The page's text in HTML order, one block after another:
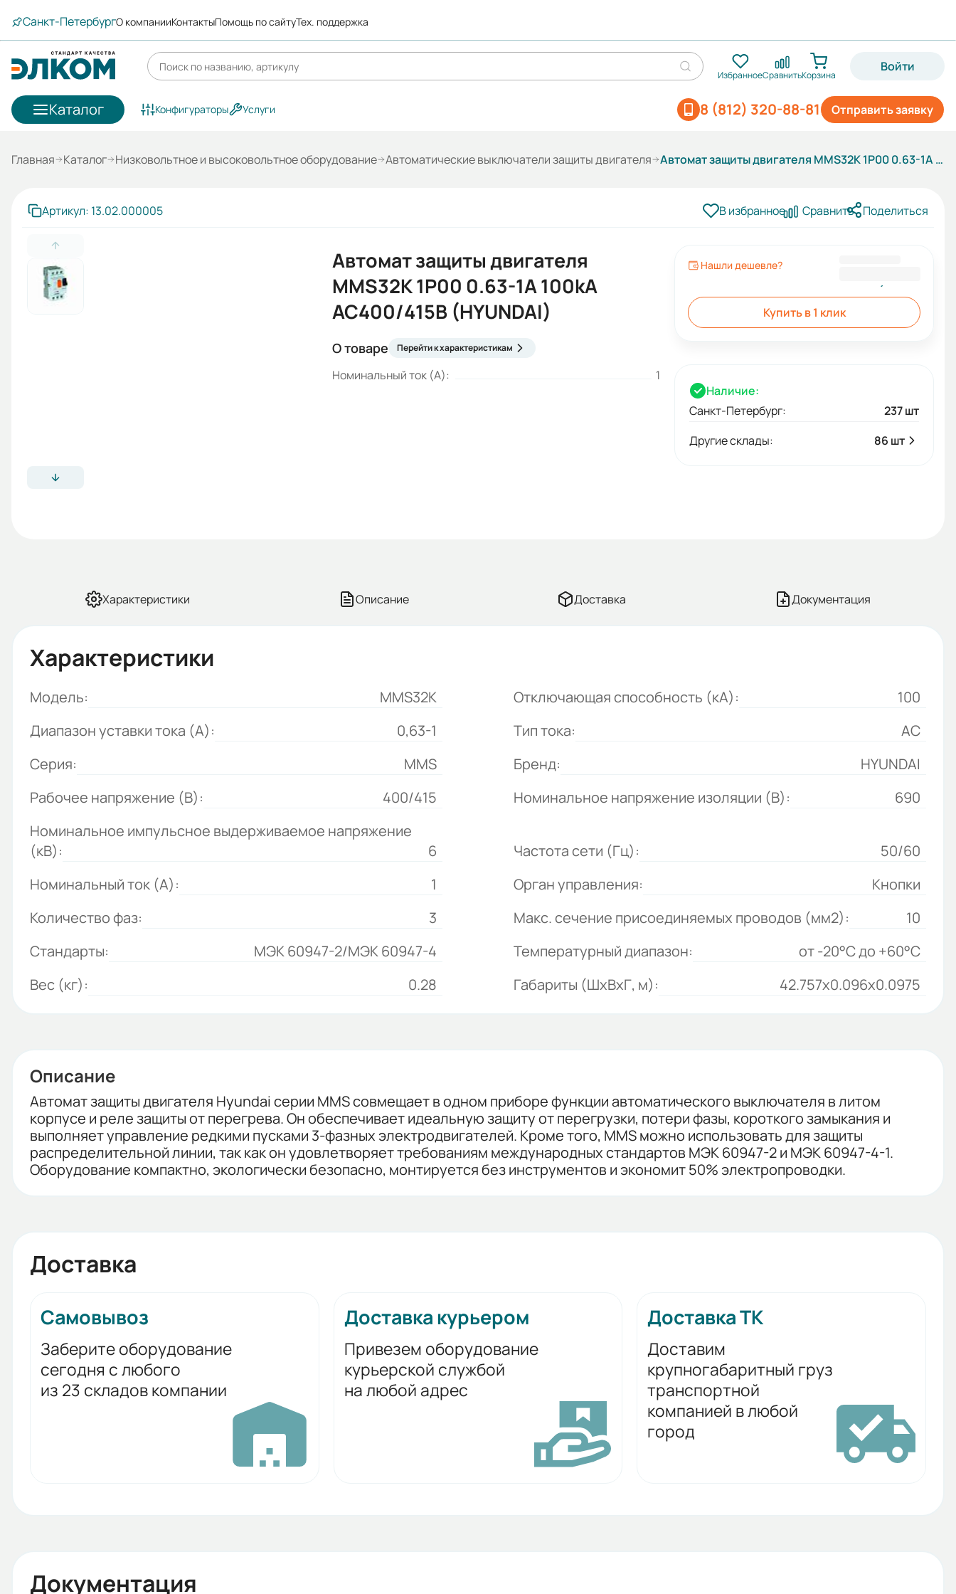
Санкт-ПетербургО компанииКонтактыПомощь по сайтуТех. поддержка
ИзбранноеСравнитьКорзина
Войти
Каталог Отправить заявку
8 (812) 320-88-81
Конфигураторы Услуги
Главная Каталог Низковольтное и высоковольтное оборудование Автоматические выключатели защиты двигателя Автомат защиты двигателя MMS32K 1P00 0.63-1A 100kA АС400/415В (HYUNDAI)
Артикул: 13.02.000005 В избранное Сравнить Поделиться
Автомат защиты двигателя
MMS32K 1P00 0.63-1A 100kA
АС400/415В (HYUNDAI)
О товаре Перейти к характеристикам
Номинальный ток (А): 1
Нашли дешевле?
Купить в 1 клик
Наличие:
Санкт-Петербург:
237 шт
Другие склады:
86 шт
Характеристики Описание Доставка Документация
Характеристики
Модель: MMS32K Отключающая способность (кА):
100
Диапазон уставки тока (А):
0,63-1 Тип тока:
АС
Серия:
MMS Бренд:
HYUNDAI
Рабочее напряжение (В):
400/415 Номинальное напряжение изоляции (В):
690
Номинальное импульсное выдерживаемое напряжение
(кВ):
6 Частота сети (Гц):
50/60
Номинальный ток (А):
1 Орган управления:
Кнопки
Количество фаз:
3 Макс. сечение присоединяемых проводов (мм2):
10
Стандарты:
МЭК 60947-2/МЭК 60947-4 Температурный диапазон:
от -20°C до +60°C
Вес (кг):
0.28 Габариты (ШхВхГ, м): 42.757x0.096x0.0975
Описание
Автомат защиты двигателя Hyundai серии MMS совмещает в одном приборе функции автоматического выключателя в литом
корпусе и реле защиты от перегрева. Он обеспечивает идеальную защиту от перегрузки, потери фазы, короткого замыкания и
выполняет управление редкими пусками 3-фазных электродвигателей. Кроме того, MMS можно использовать для защиты
распределительной линии, так как он удовлетворяет требованиям международных стандартов МЭК 60947-2 и МЭК 60947-4-1.
Оборудование компактно, экологически безопасно, монтируется без инструментов и экономит 50% электропроводки.
Доставка
Самовывоз
Заберите оборудование
сегодня с любого
из 23 складов компании
Доставка курьером
Привезем оборудование
курьерской службой
на любой адрес
Доставка ТК
Доставим
крупногабаритный груз
транспортной
компанией в любой
город
Документация